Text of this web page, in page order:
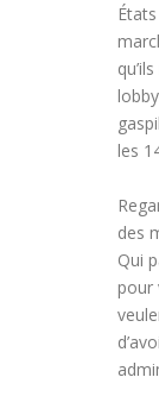
les
des
Qui
pour